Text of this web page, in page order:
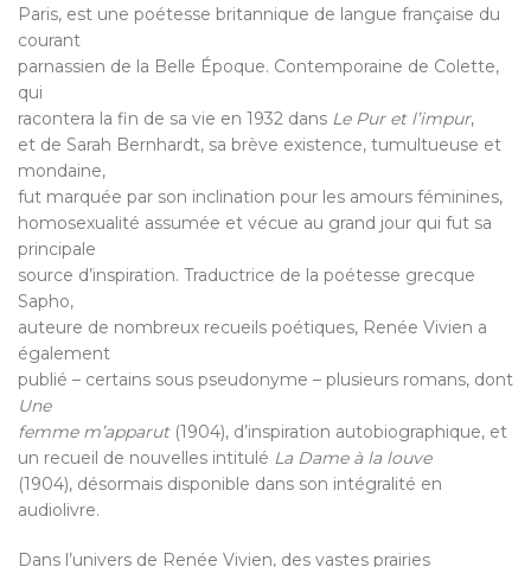
Paris, est une poétesse britannique de langue française du
courant
parnassien de la Belle Époque. Contemporaine de Colette,
qui
racontera la fin de sa vie en 1932 dans Le Pur et l’impur,
et de Sarah Bernhardt, sa brève existence, tumultueuse et
mondaine,
fut marquée par son inclination pour les amours féminines,
homosexualité assumée et vécue au grand jour qui fut sa
principale
source d’inspiration. Traductrice de la poétesse grecque
Sapho,
auteure de nombreux recueils poétiques, Renée Vivien a
également
publié – certains sous pseudonyme – plusieurs romans, dont
Une
femme m’apparut(1904), d’inspiration autobiographique, et
un recueil de nouvelles intitulé La Dame à la louve
(1904), désormais disponible dans son intégralité en
audiolivre.
Dans l’univers de Renée Vivien, des vastes prairies